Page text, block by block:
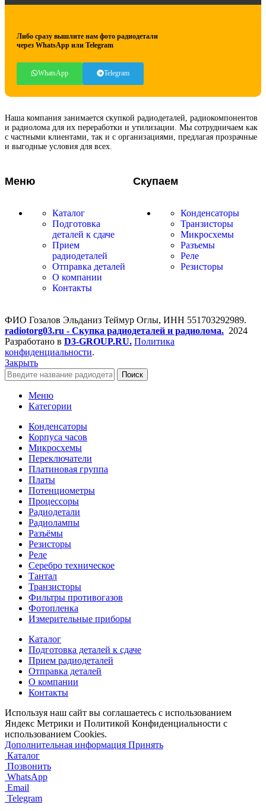
Либо сразу вышлите нам фото радиодетали
через WhatsApp или Telegram
WhatsApp Telegram
Наша компания занимается скупкой радиодеталей, радиокомпонентов
и радиолома для их переработки и утилизации. Мы сотрудничаем как
с частными клиентами, так и с организациями, предлагая прозрачные
и выгодные условия для всех.
Меню
Каталог
Подготовка
деталей к сдаче
Прием
радиодеталей
Отправка деталей
О компании
Контакты
Скупаем
Конденсаторы
Транзисторы
Микросхемы
Разъемы
Реле
Резисторы
ФИО Гозалов Эльданиз Теймур Оглы, ИНН 551703292989.
radiotorg03.ru - Скупка радиодеталей и радиолома. 2024
Разработано в D3-GROUP.RU. Политика
конфиденциальности.
Закрыть
Поиск
Меню
Категории
Конденсаторы
Корпуса часов
Микросхемы
Переключатели
Платиновая группа
Платы
Потенциометры
Процессоры
Радиодетали
Радиолампы
Разъёмы
Резисторы
Реле
Серебро техническое
Тантал
Транзисторы
Фильтры противогазов
Фотопленка
Измерительные приборы
Каталог
Подготовка деталей к сдаче
Прием радиодеталей
Отправка деталей
О компании
Контакты
Используя наш сайт вы соглашаетесь с использованием
Яндекс Метрики и Политикой Конфиденциальности с
использованием Cookies.
Дополнительная информация Принять
Каталог
Позвонить
WhatsApp
Email
Telegram